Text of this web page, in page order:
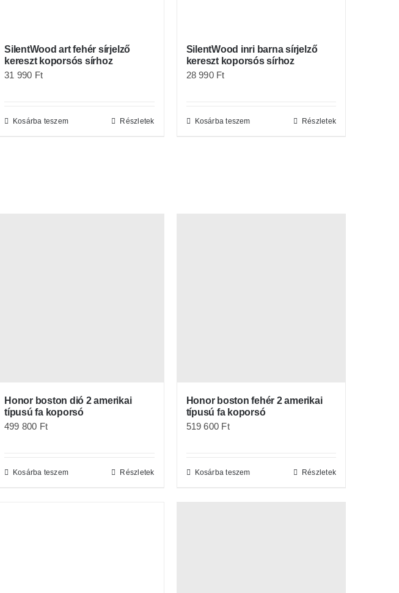
SilentWood art fehér sírjelző
kereszt koporsós sírhoz
31 990 Ft
Kosárba teszem Részletek
SilentWood inri barna sírjelző
kereszt koporsós sírhoz
28 990 Ft
Kosárba teszem Részletek
Honor boston dió 2 amerikai
típusú fa koporsó
499 800 Ft
Kosárba teszem Részletek
Honor boston fehér 2 amerikai
típusú fa koporsó
519 600 Ft
Kosárba teszem Részletek